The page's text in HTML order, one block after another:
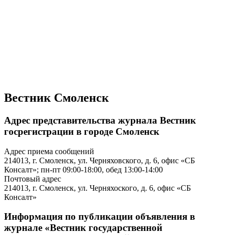
Вестник Смоленск
Адрес представительства журнала Вестник
госрегистрации в городе Смоленск
Адрес приема сообщений
214013, г. Смоленск, ул. Черняховского, д. 6, офис «СБ
Консалт»; пн-пт 09:00-18:00, обед 13:00-14:00
Почтовый адрес
214013, г. Смоленск, ул. Черняхоского, д. 6, офис «СБ
Консалт»
Информация по публикации объявления в
журнале «Вестник государственной